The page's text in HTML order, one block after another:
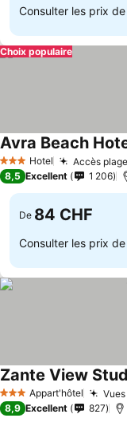
Consulter les prix de
Choix populaire
3 ÉtoilesHotel Accès
Avra Beach
8,5 Excellent 1 206
De 84 CHF
Consulter les prix de
3 ÉtoilesAppart'hôtel
Zante View
8,9 Excellent 827